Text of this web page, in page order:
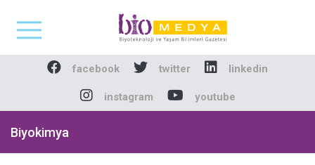
Biomedya -
facebook twitter linkedin
instagram youtube
Biyokimya